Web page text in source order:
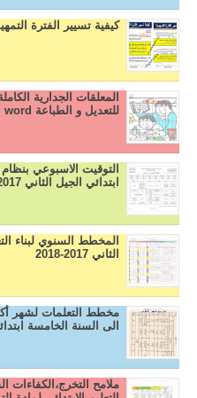
كيفية تسيير الفترة
المعلقات الجدارية
للتعديل و الطباعة word
التوقيت الاسبوعي
ابتدائي الجيل الثاني 2017-2018
المخطط السنوي لبناء
الثاني 2017-2018
مخطط التعلمات لشهر
الى السنة الخامسة
ملامح التخرج،الكفاءات